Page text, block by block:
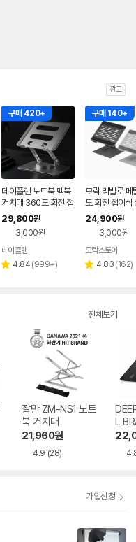
광고
구매 420+
데이플랜 노트북 맥북
거치대 360도 회전 접
이식 받침대
29,800원
3,000원
데이플랜
별 4.84 리
(999+)
구매 140+
모락 리빌로
도 회전 접이식
북 노트북 거치
대 스탠드
24,900원
3,000원
모락스토어
별 4.83 리
(162)
전체보기
잘만 ZM-NS1 노트
북 거치대
21,960원
4.9 (28)
L
가입신청